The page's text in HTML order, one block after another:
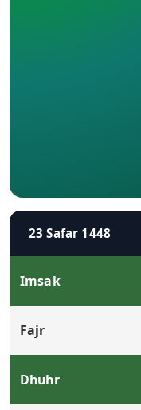
23 Safar 1448
Imsak
Fajr
Dhuhr